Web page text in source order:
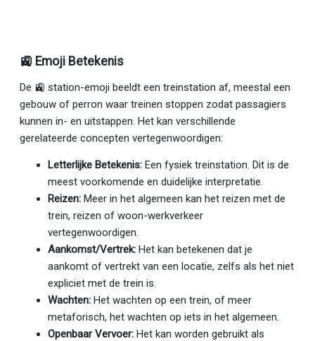
🚉 Emoji Betekenis
De 🚉 station-emoji beeldt een treinstation af, meestal een
gebouw of perron waar treinen stoppen zodat passagiers
kunnen in- en uitstappen. Het kan verschillende
gerelateerde concepten vertegenwoordigen:
Letterlijke Betekenis: Een fysiek treinstation. Dit is de
meest voorkomende en duidelijke interpretatie.
Reizen: Meer in het algemeen kan het reizen met de
trein, reizen of woon-werkverkeer
vertegenwoordigen.
Aankomst/Vertrek: Het kan betekenen dat je
aankomt of vertrekt van een locatie, zelfs als het niet
expliciet met de trein is.
Wachten: Het wachten op een trein, of meer
metaforisch, het wachten op iets in het algemeen.
Openbaar Vervoer: Het kan worden gebruikt als